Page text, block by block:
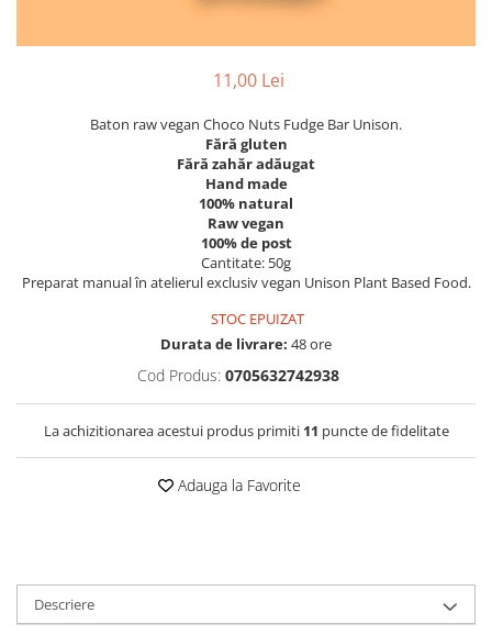
REMEDII NATURISTE
11,00 Lei
Baton raw vegan Choco Nuts Fudge Bar Unison.
Fără gluten
Fără zahăr adăugat
Hand made
100% natural
Raw vegan
100% de post
Cantitate: 50g
Preparat manual în atelierul exclusiv vegan Unison Plant Based Food.
STOC EPUIZAT
Durata de livrare: 48 ore
Cod Produs: 0705632742938
La achizitionarea acestui produs primiti 11 puncte de fidelitate
Adauga la Favorite
Descriere